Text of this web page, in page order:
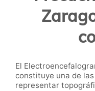
El
constituye una de
representar